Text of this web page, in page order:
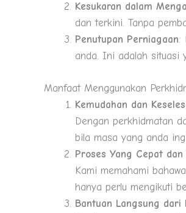
Kesukaran dalam
dan terkini. Tanpa
Penutupan Perniagaan:
anda. Ini adalah situasi
Manfaat Menggunakan
Kemudahan dan
Dengan perkhidmatan
bila masa yang anda
Proses Yang Cepat dan
Kami memahami
hanya perlu mengikuti
Bantuan Langsung dari